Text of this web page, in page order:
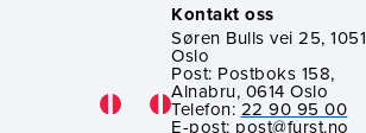
Kontakt oss
Søren Bulls vei 25, 1051
Oslo
Post: Postboks 158,
Alnabru, 0614 Oslo
Telefon: 22 90 95 00
E-post: post@furst.no